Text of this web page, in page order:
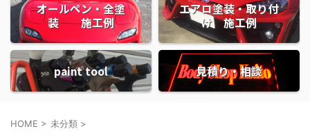
オールペン・全塗
装 施工例
エアロ塗装・取り付
け 施工例
paint tool 見積り・相談
HOME > 未分類 >